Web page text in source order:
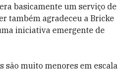
basicamente um serviço de
também agradeceu a Bricke
iniciativa emergente de
são muito menores em escala